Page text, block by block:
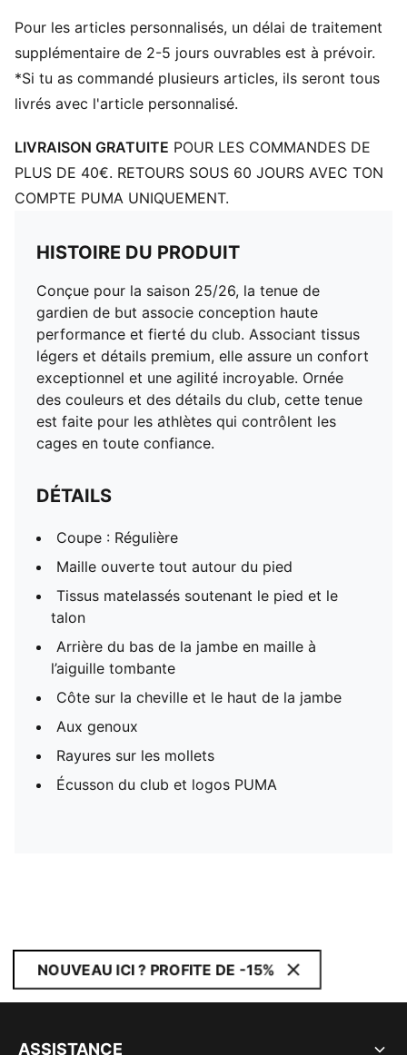
Pour les articles personnalisés, un délai de traitement
supplémentaire de 2-5 jours ouvrables est à prévoir.
*Si tu as commandé plusieurs articles, ils seront tous
livrés avec l'article personnalisé.
LIVRAISON GRATUITE POUR LES COMMANDES DE
PLUS DE 40€. RETOURS SOUS 60 JOURS AVEC TON
COMPTE PUMA UNIQUEMENT.
HISTOIRE DU PRODUIT
Conçue pour la saison 25/26, la tenue de
gardien de but associe conception haute
performance et fierté du club. Associant tissus
légers et détails premium, elle assure un confort
exceptionnel et une agilité incroyable. Ornée
des couleurs et des détails du club, cette tenue
est faite pour les athlètes qui contrôlent les
cages en toute confiance.
DÉTAILS
Coupe : Régulière
Maille ouverte tout autour du pied
Tissus matelassés soutenant le pied et le
talon
Arrière du bas de la jambe en maille à
l’aiguille tombante
Côte sur la cheville et le haut de la jambe
Aux genoux
Rayures sur les mollets
Écusson du club et logos PUMA
NOUVEAU ICI ? PROFITE DE -15%
ASSISTANCE